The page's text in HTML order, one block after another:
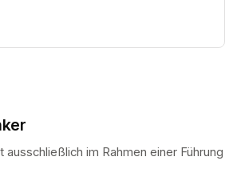
ausschließlich im Rahmen einer Führung